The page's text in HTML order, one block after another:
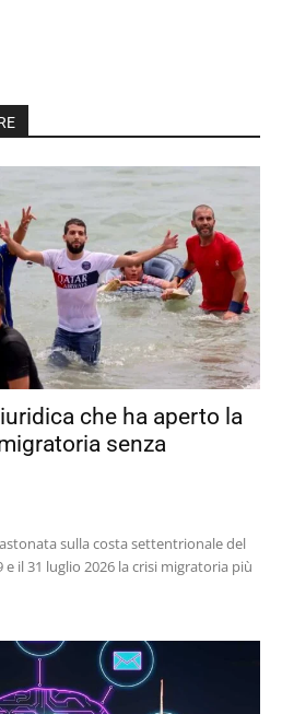
che ha aperto la
senza
sulla costa settentrionale del
il 31 luglio 2026 la crisi migratoria più